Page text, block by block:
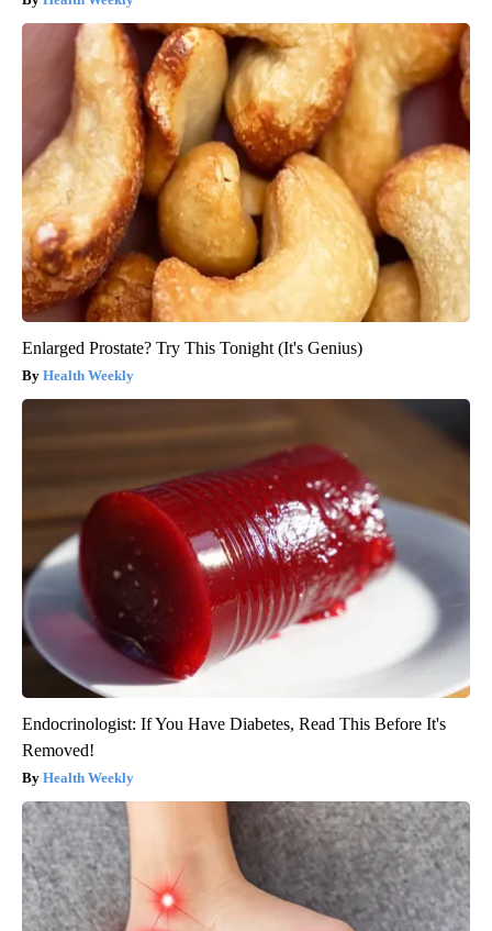
Enlarged Prostate? Try This Tonight (It's Genius)
Health Weekly
Endocrinologist: If You Have Diabetes, Read This Before It's
Removed!
Health Weekly